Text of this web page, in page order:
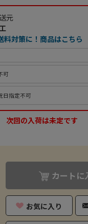
元
料対策に！商品はこちら
可
日指定不可
次回の入荷は未定です
カートに
お気に入り